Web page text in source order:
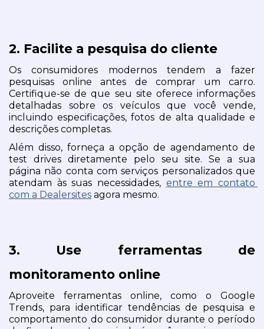
2. Facilite a pesquisa do cliente
Os consumidores modernos tendem a fazer
pesquisas online antes de comprar um carro.
Certifique-se de que seu site oferece informações
detalhadas sobre os veículos que você vende,
incluindo especificações, fotos de alta qualidade e
descrições completas.
Além disso, forneça a opção de agendamento de
test drives diretamente pelo seu site. Se a sua
página não conta com serviços personalizados que
atendam às suas necessidades, entre em contato
com a Dealersites agora mesmo.
3. Use ferramentas de
monitoramento online
Aproveite ferramentas online, como o Google
Trends, para identificar tendências de pesquisa e
comportamento do consumidor durante o período